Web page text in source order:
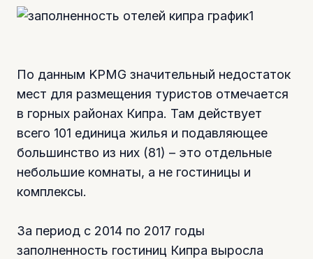
По данным KPMG значительный недостаток
мест для размещения туристов отмечается
в горных районах Кипра. Там действует
всего 101 единица жилья и подавляющее
большинство из них (81) – это отдельные
небольшие комнаты, а не гостиницы и
комплексы.
За период с 2014 по 2017 годы
заполненность гостиниц Кипра выросла